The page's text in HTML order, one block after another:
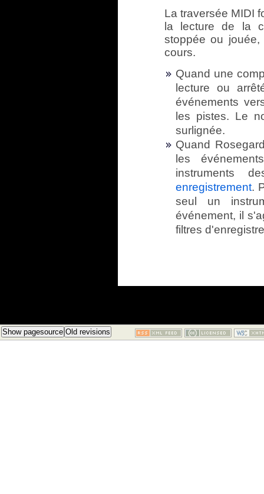
La traversée MIDI
la lecture de la
stoppée ou
cours.
Quand une
lecture ou
événements
les pistes. Le
surlignée.
Quand
les
instruments
enregistrement.
seul un
événement, il
filtres
Show pagesource Old revisions